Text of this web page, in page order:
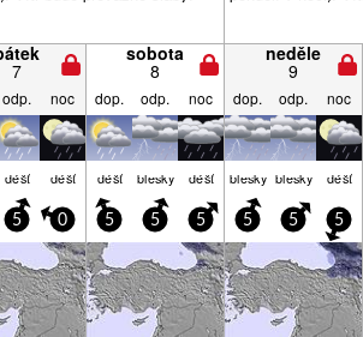
7
sobota
8
neděle
9
odp. noc dop. odp. noc dop. odp. noc
déšť déšť déšť blesky déšť blesky blesky déšť
5 0 5 5 5 5 5 5